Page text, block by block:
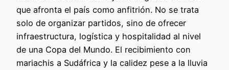
que afronta el país como anfitrión. No se trata
solo de organizar partidos, sino de ofrecer
infraestructura, logística y hospitalidad al nivel
de una Copa del Mundo. El recibimiento con
mariachis a Sudáfrica y la calidez pese a la lluvia